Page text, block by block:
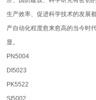
生产效率、促进科学技术的发展
产自动化程度愈来愈高的当今时
显。
PN5004
DI5023
PK5522
SI5002